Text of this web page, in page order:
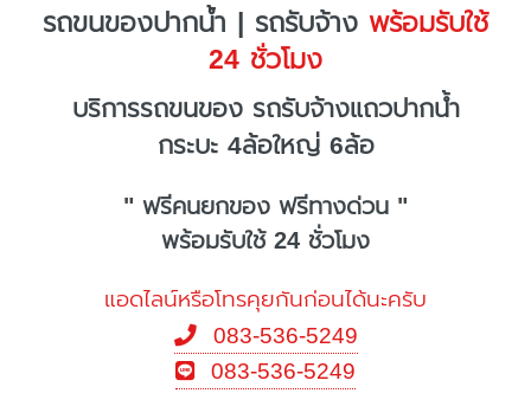
รถขนของปากน้ำ | รถรับจ้าง พร้อมรับใช้
24 ชั่วโมง
บริการรถขนของ รถรับจ้างแถวปากน้ำ
กระบะ 4ล้อใหญ่ 6ล้อ
" ฟรีคนยกของ ฟรีทางด่วน "
พร้อมรับใช้ 24 ชั่วโมง
แอดไลน์หรือโทรคุยกันก่อนได้นะครับ
083-536-5249
083-536-5249